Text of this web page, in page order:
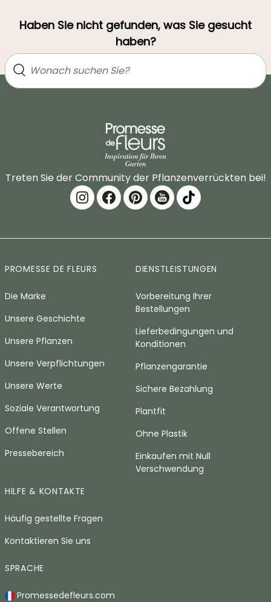
Haben Sie nicht gefunden, was Sie gesucht
haben?
Treten Sie der Community der Pflanzenverrückten bei!
PROMESSE DE FLEURS
Die Marke
Unsere Geschichte
Unsere Pflanzen
Unsere Verpflichtungen
Unsere Werte
Soziale Verantwortung
Offene Stellen
Pressebereich
DIENSTLEISTUNGEN
Vorbereitung Ihrer
Bestellungen
Lieferbedingungen und
Konditionen
Pflanzengarantie
Sichere Bezahlung
Plantfit
Ohne Plastik
Einkaufen mit Null
Verschwendung
HILFE & KONTAKTE
Häufig gestellte Fragen
Kontaktieren Sie uns
SPRACHE
Promessedefleurs.com